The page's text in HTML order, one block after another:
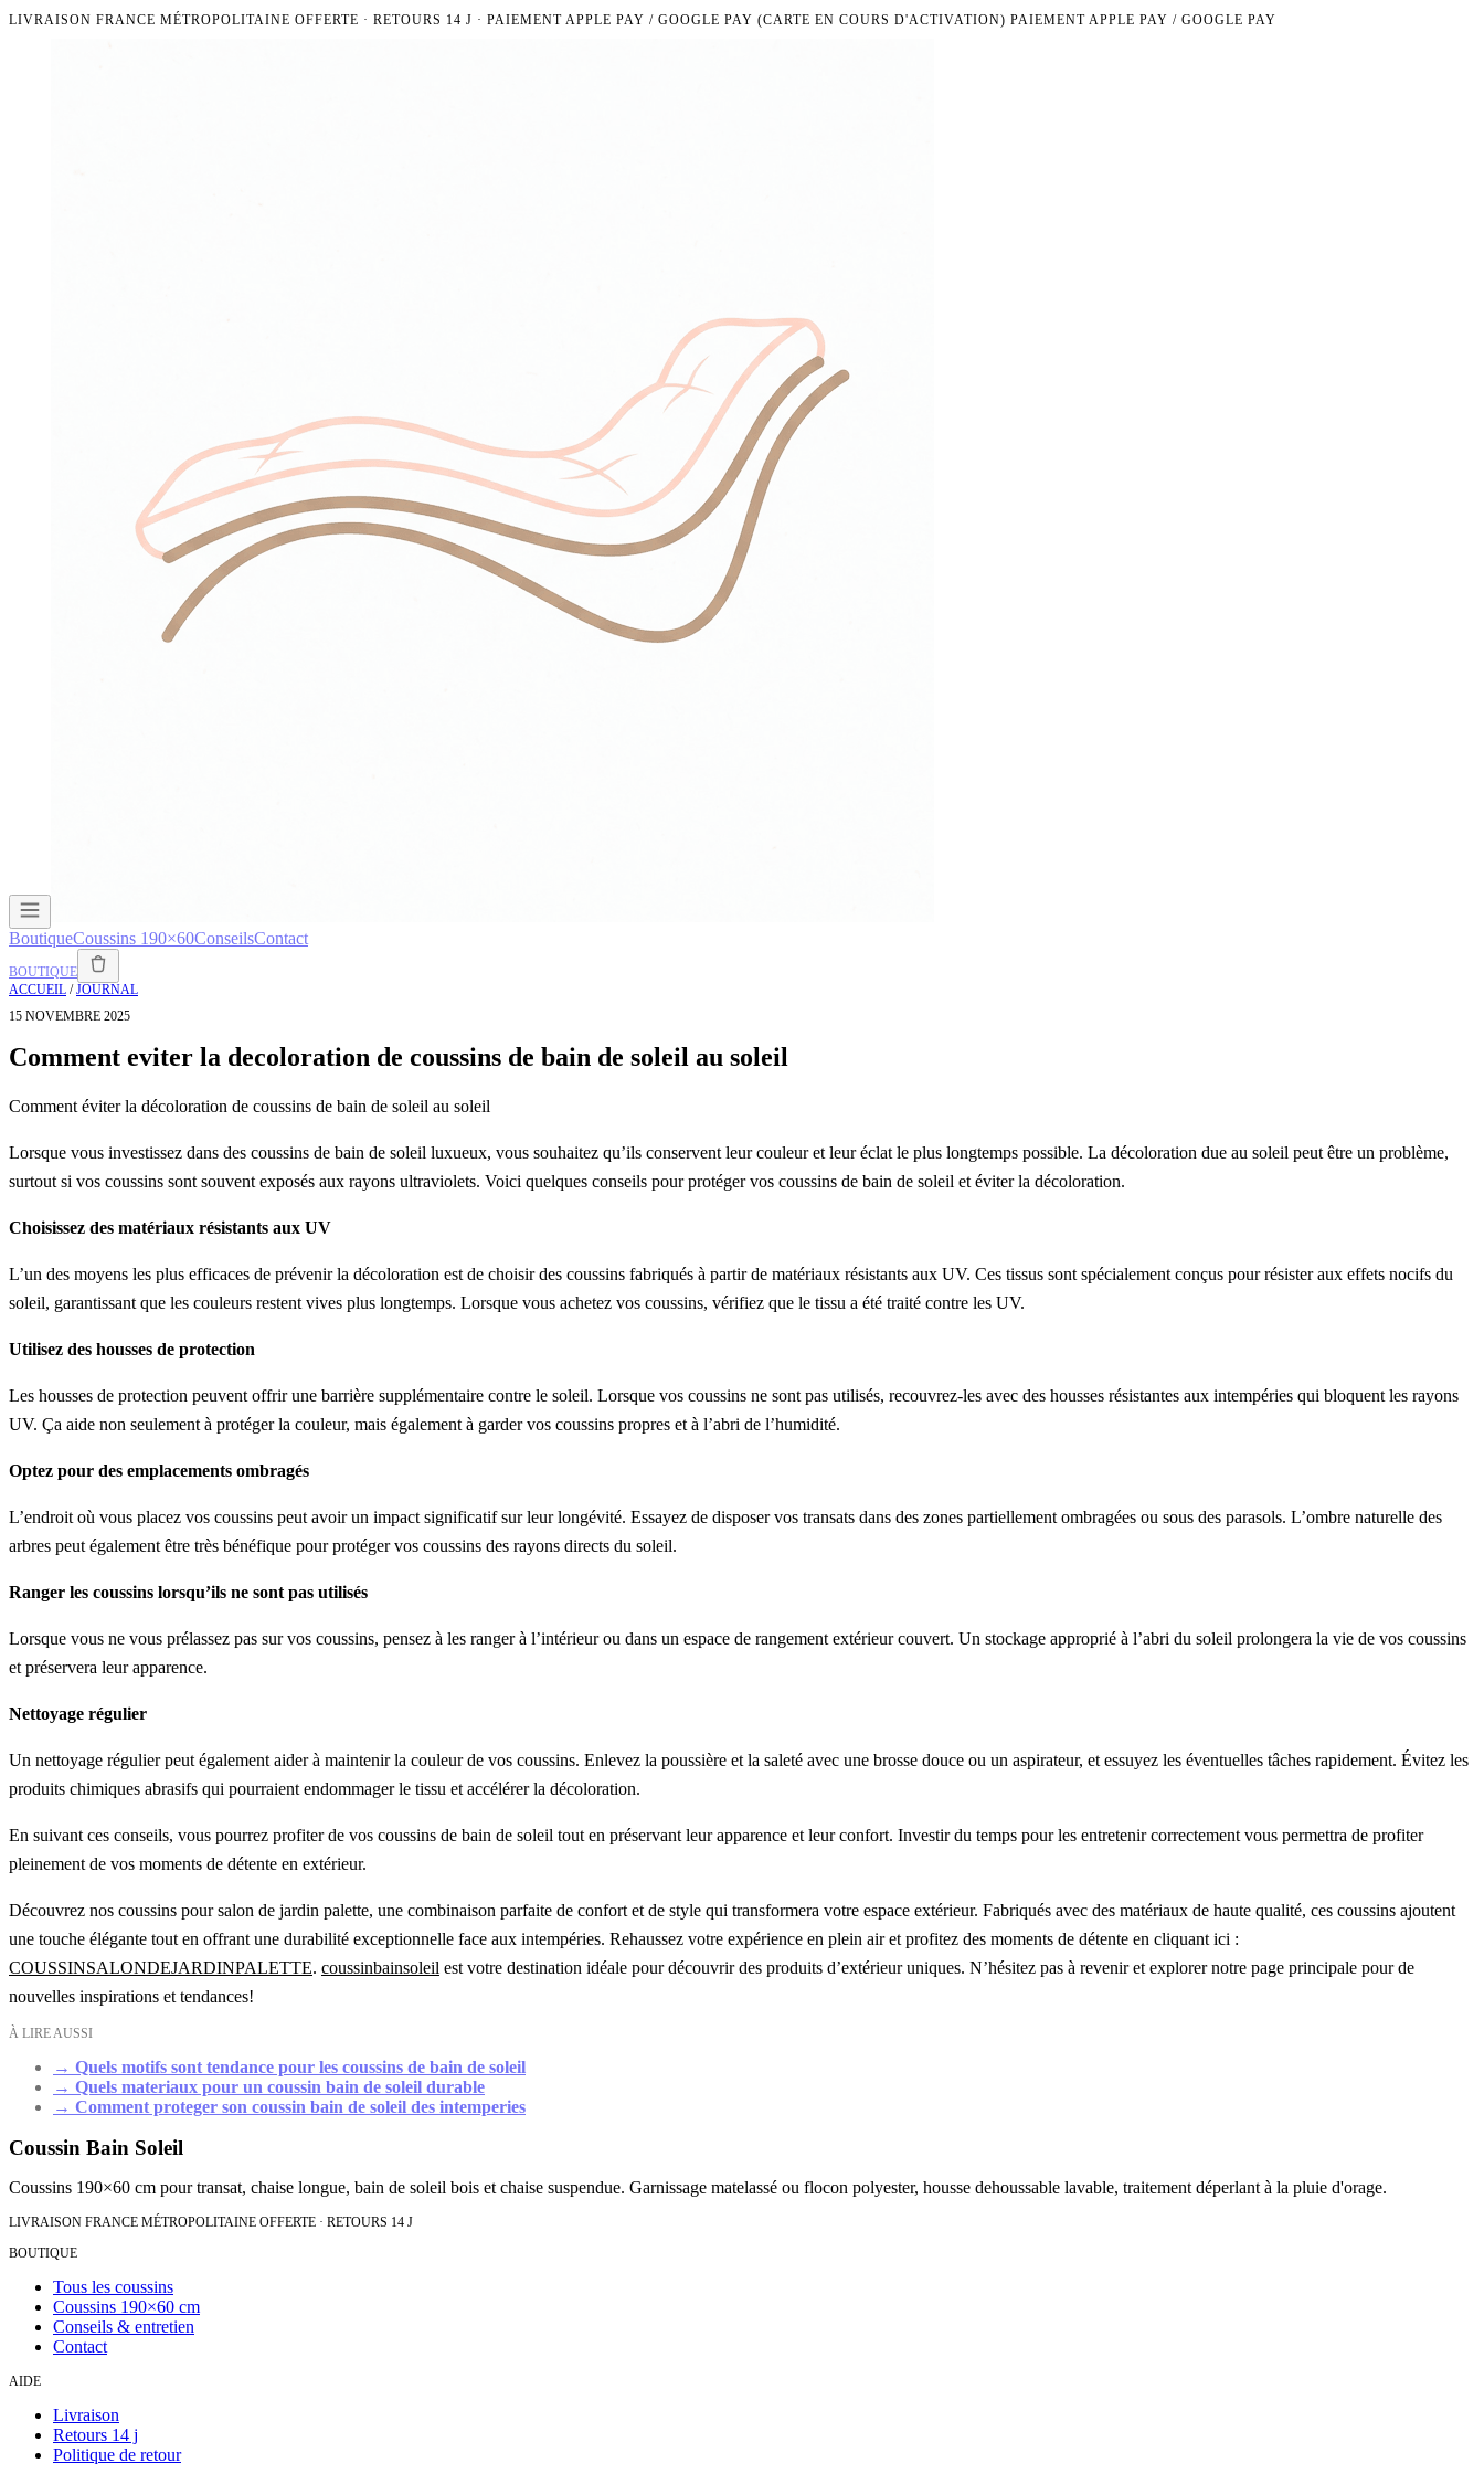
LIVRAISON FRANCE MÉTROPOLITAINE OFFERTE · RETOURS 14 J · PAIEMENT APPLE PAY / GOOGLE PAY (CARTE EN COURS D'ACTIVATION) PAIEMENT APPLE PAY / GOOGLE PAY
BoutiqueCoussins 190×60ConseilsContact
BOUTIQUE
ACCUEIL /JOURNAL
15 NOVEMBRE 2025
Comment eviter la decoloration de coussins de bain de soleil au soleil
Comment éviter la décoloration de coussins de bain de soleil au soleil
Lorsque vous investissez dans des coussins de bain de soleil luxueux, vous souhaitez qu’ils conservent leur couleur et leur éclat le plus longtemps possible. La décoloration due au soleil peut être un problème,
surtout si vos coussins sont souvent exposés aux rayons ultraviolets. Voici quelques conseils pour protéger vos coussins de bain de soleil et éviter la décoloration.
Choisissez des matériaux résistants aux UV
L’un des moyens les plus efficaces de prévenir la décoloration est de choisir des coussins fabriqués à partir de matériaux résistants aux UV. Ces tissus sont spécialement conçus pour résister aux effets nocifs du
soleil, garantissant que les couleurs restent vives plus longtemps. Lorsque vous achetez vos coussins, vérifiez que le tissu a été traité contre les UV.
Utilisez des housses de protection
Les housses de protection peuvent offrir une barrière supplémentaire contre le soleil. Lorsque vos coussins ne sont pas utilisés, recouvrez-les avec des housses résistantes aux intempéries qui bloquent les rayons
UV. Ça aide non seulement à protéger la couleur, mais également à garder vos coussins propres et à l’abri de l’humidité.
Optez pour des emplacements ombragés
L’endroit où vous placez vos coussins peut avoir un impact significatif sur leur longévité. Essayez de disposer vos transats dans des zones partiellement ombragées ou sous des parasols. L’ombre naturelle des
arbres peut également être très bénéfique pour protéger vos coussins des rayons directs du soleil.
Ranger les coussins lorsqu’ils ne sont pas utilisés
Lorsque vous ne vous prélassez pas sur vos coussins, pensez à les ranger à l’intérieur ou dans un espace de rangement extérieur couvert. Un stockage approprié à l’abri du soleil prolongera la vie de vos coussins
et préservera leur apparence.
Nettoyage régulier
Un nettoyage régulier peut également aider à maintenir la couleur de vos coussins. Enlevez la poussière et la saleté avec une brosse douce ou un aspirateur, et essuyez les éventuelles tâches rapidement. Évitez les
produits chimiques abrasifs qui pourraient endommager le tissu et accélérer la décoloration.
En suivant ces conseils, vous pourrez profiter de vos coussins de bain de soleil tout en préservant leur apparence et leur confort. Investir du temps pour les entretenir correctement vous permettra de profiter
pleinement de vos moments de détente en extérieur.
Découvrez nos coussins pour salon de jardin palette, une combinaison parfaite de confort et de style qui transformera votre espace extérieur. Fabriqués avec des matériaux de haute qualité, ces coussins ajoutent
une touche élégante tout en offrant une durabilité exceptionnelle face aux intempéries. Rehaussez votre expérience en plein air et profitez des moments de détente en cliquant ici :
COUSSINSALONDEJARDINPALETTE. coussinbainsoleil est votre destination idéale pour découvrir des produits d’extérieur uniques. N’hésitez pas à revenir et explorer notre page principale pour de
nouvelles inspirations et tendances!
À LIRE AUSSI
→ Quels motifs sont tendance pour les coussins de bain de soleil
→ Quels materiaux pour un coussin bain de soleil durable
→ Comment proteger son coussin bain de soleil des intemperies
Coussin Bain Soleil
Coussins 190×60 cm pour transat, chaise longue, bain de soleil bois et chaise suspendue. Garnissage matelassé ou flocon polyester, housse dehoussable lavable, traitement déperlant à la pluie d'orage.
LIVRAISON FRANCE MÉTROPOLITAINE OFFERTE · RETOURS 14 J
BOUTIQUE
Tous les coussins
Coussins 190×60 cm
Conseils & entretien
Contact
AIDE
Livraison
Retours 14 j
Politique de retour